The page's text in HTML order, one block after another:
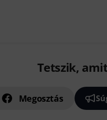
Tetszik,
Megosztás